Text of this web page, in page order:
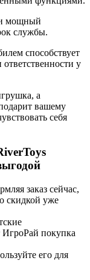
и мощный
службы.
способствует
у
а
вашему
себя
заказ сейчас,
скидкой уже
ИгроРай покупка
его для